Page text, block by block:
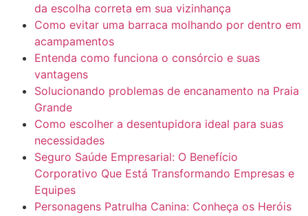
da escolha correta em sua vizinhança
Como evitar uma barraca molhando por dentro em
acampamentos
Entenda como funciona o consórcio e suas
vantagens
Solucionando problemas de encanamento na Praia
Grande
Como escolher a desentupidora ideal para suas
necessidades
Seguro Saúde Empresarial: O Benefício
Corporativo Que Está Transformando Empresas e
Equipes
Personagens Patrulha Canina: Conheça os Heróis